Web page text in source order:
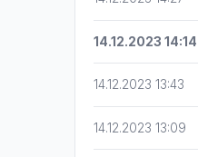
14.12.2023 14:14
14.12.2023 13:43
14.12.2023 13:09